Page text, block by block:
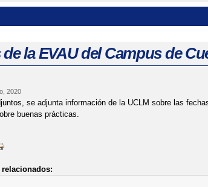
de la EVAU del Campus de
2020
se adjunta información de la UCLM sobre las
buenas prácticas.
relacionados: